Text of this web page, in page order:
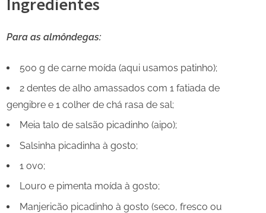
Para as almôndegas:
500 g de carne moída (aqui usamos patinho);
2 dentes de alho amassados com 1 fatiada de
gengibre e 1 colher de chá rasa de sal;
Meia talo de salsão picadinho (aipo);
Salsinha picadinha à gosto;
1 ovo;
Louro e pimenta moída à gosto;
Manjericão picadinho à gosto (seco, fresco ou